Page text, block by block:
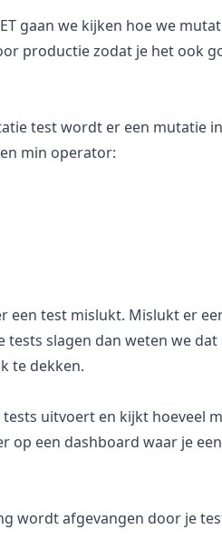
gaan we kijken hoe we
productie zodat je het ook
test wordt er een mutatie
min operator:
test mislukt. Mislukt er
slagen dan weten we
te dekken.
uitvoert en kijkt hoeveel
een dashboard waar je
wordt afgevangen door je